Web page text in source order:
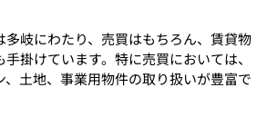
岐にわたり、売買はもちろん、賃貸物
掛けています。特に売買においては、
土地、事業用物件の取り扱いが豊富で